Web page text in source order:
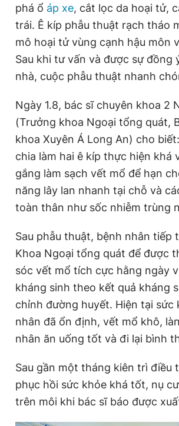
bản. Phát triển bởi ePi Technologies, JSC.
phá ổ áp xe, cắt lọc da hoại tử,
trái. Ê kíp phẫu thuật rạch tháo
mô hoại tử vùng cạnh hậu môn
Sau khi tư vấn và được sự đồng
nhà, cuộc phẫu thuật nhanh
Ngày 1.8, bác sĩ chuyên khoa 2
(Trưởng khoa Ngoại tổng quát,
khoa Xuyên Á Long An) cho
chia làm hai ê kíp thực hiện khá
gắng làm sạch vết mổ để hạn
năng lây lan nhanh tại chỗ và
toàn thân như sốc nhiễm trùng
Sau phẫu thuật, bệnh nhân tiếp
Khoa Ngoại tổng quát để được
sóc vết mổ tích cực hằng ngày
kháng sinh theo kết quả kháng
chỉnh đường huyết. Hiện tại sức
nhân đã ổn định, vết mổ khô,
nhân ăn uống tốt và đi lại bình
Sau gần một tháng kiên trì điều
phục hồi sức khỏe khá tốt, nụ
trên môi khi bác sĩ báo được